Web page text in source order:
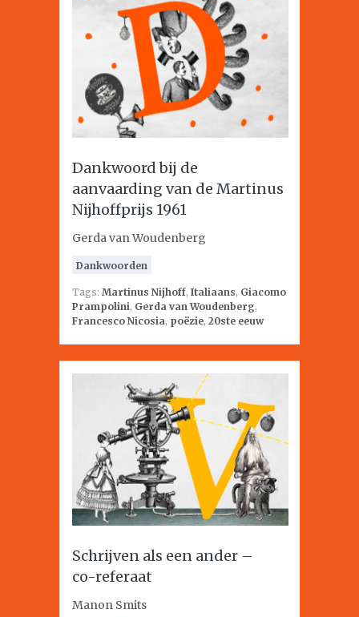
Dankwoord bij de
aanvaarding van de Martinus
Nijhoffprijs 1961
Gerda van Woudenberg
Dankwoorden
Tags: Martinus Nijhoff, Italiaans, Giacomo
Prampolini, Gerda van Woudenberg,
Francesco Nicosia, poëzie, 20ste eeuw
Schrijven als een ander –
co-referaat
Manon Smits